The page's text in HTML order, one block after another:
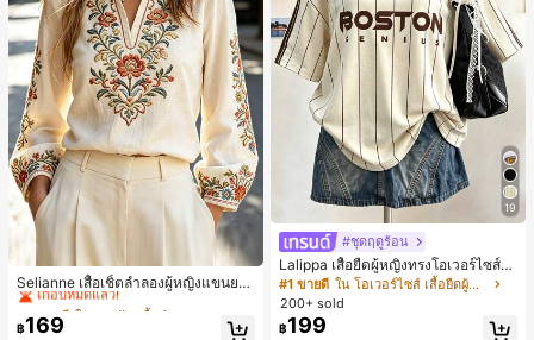
Selianne เสื้อเชิ้ตลำลองผู้หญิงแขนยา
ว คอวีเว้า ลายดอกไม้
#2 ขายดี
ใน งานปัก เสื้อทำงาน
เกือบหมดแล้ว!
#2 ขายดี ใน งานปัก เสื้อทำงาน
เกือบหมดแล้ว!
#2 ขายดี ใน งานปัก เสื้อทำงาน
เกือบหมดแล้ว!
฿169
19
#ชุดฤดูร้อน
Lalippa เสื้อยืดผู้หญิงทรงโอเวอร์ไซส์ค
วามยาวกลาง คอกลม ไหล่ตก ลายพิมพ์
ตัวอักษรและลายทางแนวตั้ง สไตล์แฟชั่
นมินิมอล ของขวัญให้เพื่อน
#1 ขายดี
ใน โอเวอร์ไซส์ เสื้อยืดผู้หญิง
200+ sold
฿199